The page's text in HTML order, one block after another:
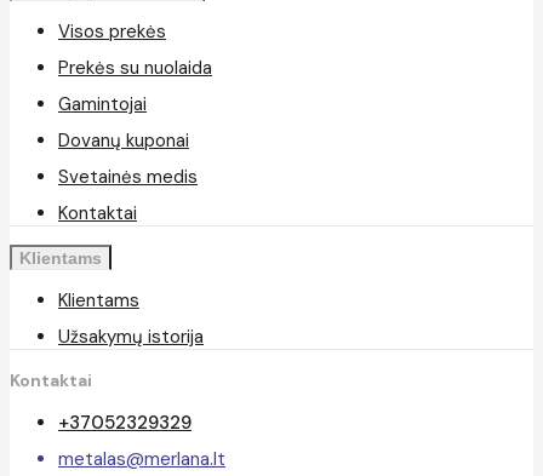
Visos prekės
Prekės su nuolaida
Gamintojai
Dovanų kuponai
Svetainės medis
Kontaktai
Klientams
Klientams
Užsakymų istorija
Kontaktai
+37052329329
metalas@merlana.lt